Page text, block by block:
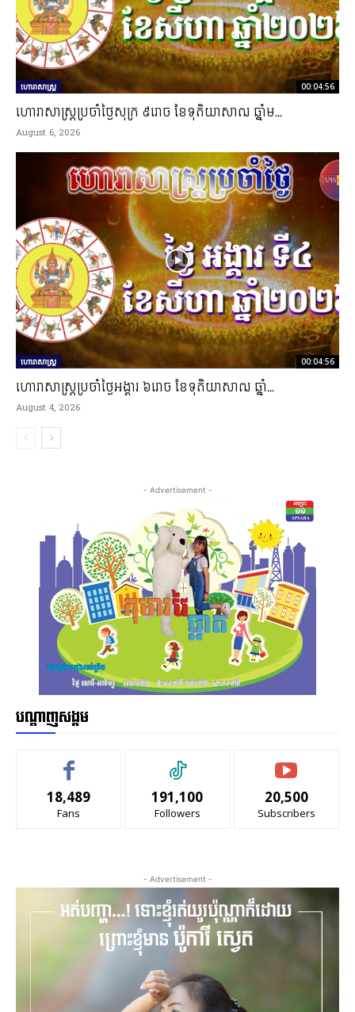
ហោរាសាស្ត្រ 00:04:56
ហោរាសាស្រ្តប្រចាំថ្ងៃសុក្រ ៩រោច ខែទុតិយាសាឍ ឆ្នាំម...
August 6, 2026
ហោរាសាស្ត្រ 00:04:56
ហោរាសាស្រ្តប្រចាំថ្ងៃអង្គារ ៦រោច ខែទុតិយាសាឍ ឆ្នាំ...
August 4, 2026
- Advertisement -
បណ្ដាញសង្គម
18,489
Fans
191,100
Followers
20,500
Subscribers
- Advertisement -